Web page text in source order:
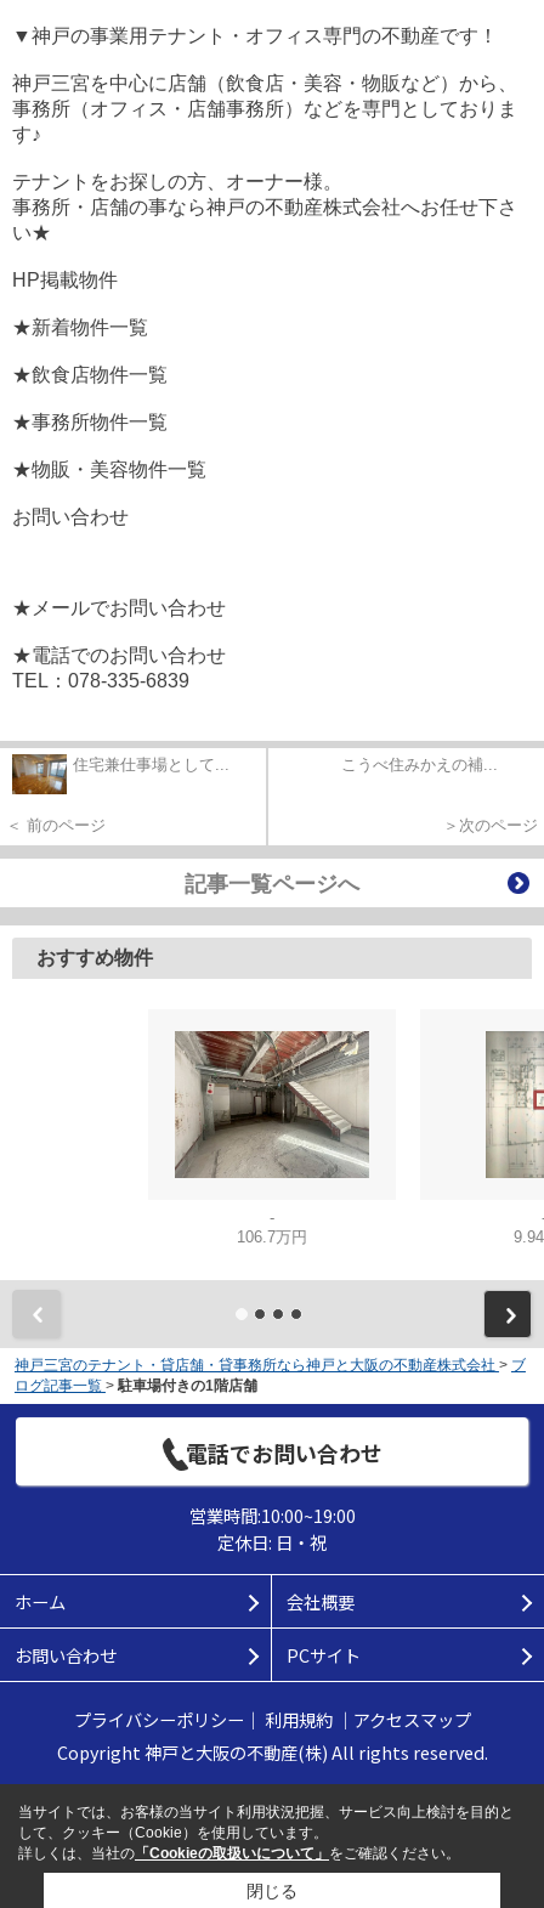
▼神戸の事業用テナント・オフィス専門の不動産です！
神戸三宮を中心に店舗（飲食店・美容・物販など）から、
事務所（オフィス・店舗事務所）などを専門としておりま
す♪
テナントをお探しの方、オーナー様。
事務所・店舗の事なら神戸の不動産株式会社へお任せ下さ
い★
HP掲載物件
★新着物件一覧
★飲食店物件一覧
★事務所物件一覧
★物販・美容物件一覧
お問い合わせ
★メールでお問い合わせ
★電話でのお問い合わせ
TEL：078-335-6839
住宅兼仕事場として...
＜ 前のページ
こうべ住みかえの補...
＞次のページ
記事一覧ページへ
おすすめ物件
-
106.7万円
神戸三宮のテナント・貸店舗・貸事務所なら神戸と大阪の不動産株式会社 > ブ
ログ記事一覧 > 駐車場付きの1階店舗
電話でお問い合わせ
営業時間:10:00~19:00
定休日: 日・祝
ホーム 会社概要
お問い合わせ PCサイト
プライバシーポリシー ｜ 利用規約｜ アクセスマップ
Copyright 神戸と大阪の不動産(株) All rights reserved.
当サイトでは、お客様の当サイト利用状況把握、サービス向上検討を目的と
して、クッキー（Cookie）を使用しています。
詳しくは、当社の 「Cookieの取扱いについて」 をご確認ください。
閉じる